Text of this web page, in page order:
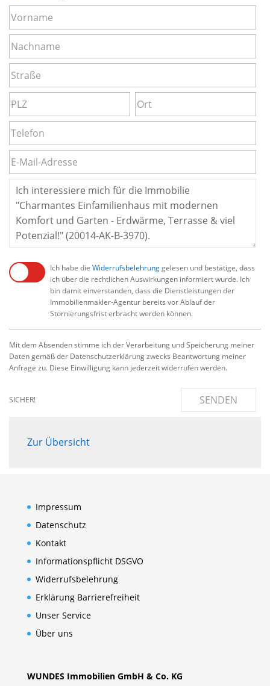
Ich habe die Widerrufsbelehrunggelesen und bestätige, dass
ich über die rechtlichen Auswirkungen informiert wurde. Ich
bin damit einverstanden, dass die Dienstleistungen der
Immobilienmakler-Agentur bereits vor Ablauf der
Stornierungsfrist erbracht werden können.
Mit dem Absenden stimme ich der Verarbeitung und Speicherung meiner
Daten gemäß der Datenschutzerklärung zwecks Beantwortung meiner
Anfrage zu. Diese Einwilligung kann jederzeit widerrufen werden.
SICHER! SENDEN
Zur Übersicht
Impressum
Datenschutz
Kontakt
Informationspflicht DSGVO
Widerrufsbelehrung
Erklärung Barrierefreiheit
Unser Service
Über uns
WUNDES Immobilien GmbH & Co. KG